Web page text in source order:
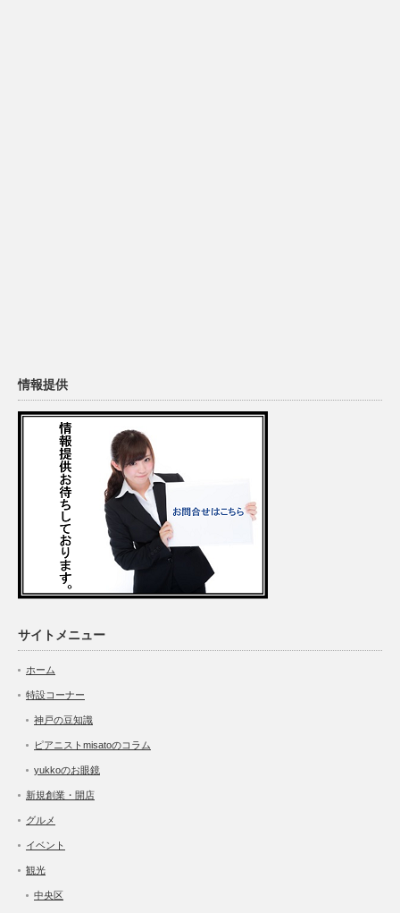
情報提供
サイトメニュー
ホーム
特設コーナー
神戸の豆知識
ピアニストmisatoのコラム
yukkoのお眼鏡
新規創業・開店
グルメ
イベント
観光
中央区